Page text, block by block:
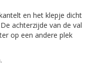
en het klepje dicht
achterzijde van de val
op een andere plek